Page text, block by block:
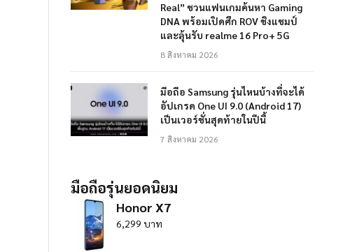
Real” ชวนแฟนเกมค้นหา Gaming
DNA พร้อมเปิดศึก ROV ชิงแชมป์
และลุ้นรับ realme 16 Pro+ 5G
8 สิงหาคม 2026
มือถือ Samsung รุ่นไหนบ้างที่จะได้
อัปเกรด One UI 9.0 (Android 17)
เป็นเวอร์ชั่นสุดท้ายในปีนี้
7 สิงหาคม 2026
มือถือรุ่นยอดนิยม
Honor X7
6,299 บาท